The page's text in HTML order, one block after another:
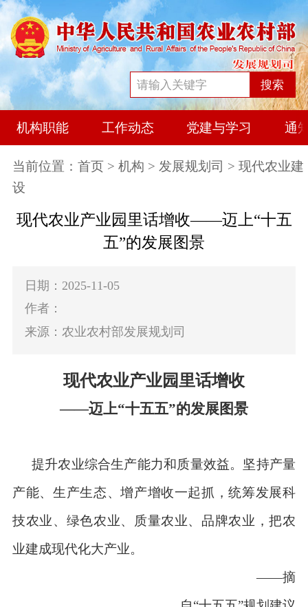
搜索
机构职能 工作动态 党建与学习 通
当前位置： 首页 > 机构 > 发展规划司 > 现代农业建
设
现代农业产业园里话增收——迈上“十五
五”的发展图景
日期：2025-11-05
作者：
来源：农业农村部发展规划司
现代农业产业园里话增收
——迈上“十五五”的发展图景
提升农业综合生产能力和质量效益。坚持产量
产能、生产生态、增产增收一起抓，统筹发展科
技农业、绿色农业、质量农业、品牌农业，把农
业建成现代化大产业。
——摘